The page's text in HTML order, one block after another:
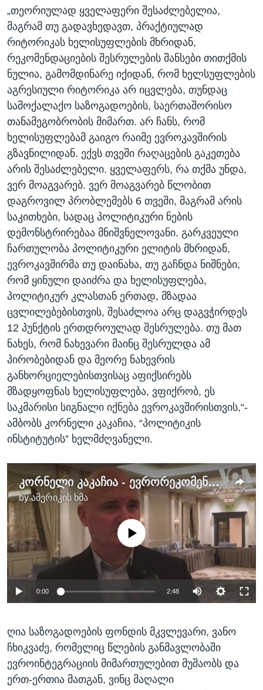
„თეორიულად ყველაფერი შესაძლებელია,
მაგრამ თუ გადავხედავთ, პრაქტიულად
რიტორიკას ხელისუფლების მხრიდან,
რეკომენდაციების შესრულების შანსები თითქმის
ნულია, გამომდინარე იქიდან, რომ ხელსუფლების
აგრესიული რიტორიკა არ იცვლება, თუნდაც
სამოქალაქო საზოგადოების, საერთაშორისო
თანამეგობრობის მიმართ. არ ჩანს, რომ
ხელისუფლებამ გაიგო რაიმე ევროკავშირის
გზავნილიდან. ექვს თვეში რაღაცების გაკეთება
არის შესაძლებელი. ყველაფერს, რა თქმა უნდა,
ვერ მოაგვარებ. ვერ მოაგვარებ წლობით
დაგროვილ პრობლემებს 6 თვეში, მაგრამ არის
საკითხები, სადაც პოლიტიკური ნების
დემონსტრირებაა მნიშვნელოვანი. გარკვეული
ჩართულობა პოლიტიკური ელიტის მხრიდან,
ევროკავშირმა თუ დაინახა, თუ გაჩნდა ნიშნები,
რომ ყინული დაიძრა და ხელისუფლება,
პოლიტიკურ კლასთან ერთად, მზადაა
ცვლილებებისთვის, შესაძლოა არც დაგვჭირდეს
12 პუნქტის ერთდროულად შესრულება. თუ მათ
ნახეს, რომ ნახევარი მაინც შესრულდა ამ
პირობებიდან და მეორე ნახევრის
განხორციელებისთვისაც აფიქსირებს
მზადყოფნას ხელისუფლება, ვფიქრობ, ეს
საკმარისი სიგნალი იქნება ევროკავშირისთვის,“-
ამბობს კორნელი კაკაჩია, “პოლიტიკის
ინსტიტუტის” ხელმძღვანელი.
კორნელი კაკაჩია - ევრორეკომენდაციების ფარგლებში გადასადგმელი ნაბიჯების შესახებ
byამერიკის ხმა
No media source currently available
0:00 2:48
ღია საზოგადოების ფონდის მკვლევარი, ვანო
ჩხიკვაძე, რომელიც წლების განმავლობაში
ევროინტეგრაციის მიმართულებით მუშაობს და
ერთ-ერთია მათგან, ვინც მაღალი